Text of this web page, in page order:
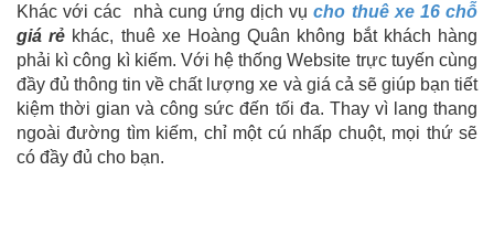
Khác với các nhà cung ứng dịch vụcho thuê xe 16 chỗ
giá rẻ khác, thuê xe Hoàng Quân không bắt khách hàng
phải kì công kì kiếm. Với hệ thống Website trực tuyến cùng
đầy đủ thông tin về chất lượng xe và giá cả sẽ giúp bạn tiết
kiệm thời gian và công sức đến tối đa. Thay vì lang thang
ngoài đường tìm kiếm, chỉ một cú nhấp chuột, mọi thứ sẽ
có đầy đủ cho bạn.